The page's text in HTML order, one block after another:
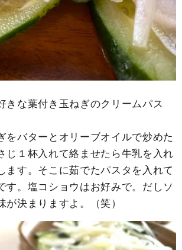
きな葉付き玉ねぎのクリームパス
をバターとオリーブオイルで炒めた
じ１杯入れて絡ませたら牛乳を入れ
ます。そこに茹でたパスタを入れて
す。塩コショウはお好みで。だしソ
が決まりますよ。（笑）